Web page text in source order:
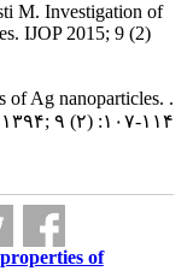
M. Investigation of
IJOP 2015; 9 (2)
of Ag nanoparticles. .
۱۳۹۴; ۹ (۲) :۱۰۷-۱۱۴
properties of